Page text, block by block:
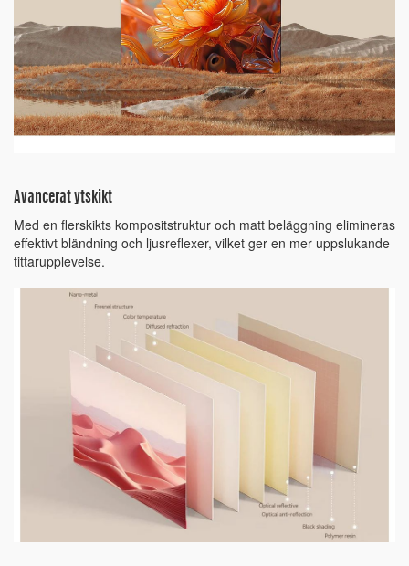
Avancerat ytskikt
Med en flerskikts kompositstruktur och matt beläggning elimineras
effektivt bländning och ljusreflexer, vilket ger en mer uppslukande
tittarupplevelse.